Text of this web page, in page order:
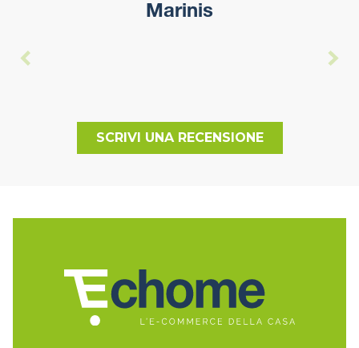
Marinis
SCRIVI UNA RECENSIONE